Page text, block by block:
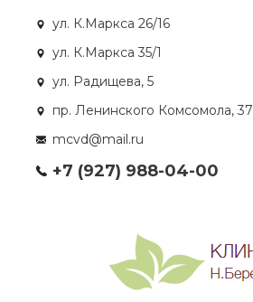
ул. К.Маркса 26/16
ул. К.Маркса 35/1
ул. Радищева, 5
пр. Ленинского Комсомола, 37
mcvd@mail.ru
+7 (927) 988-04-00